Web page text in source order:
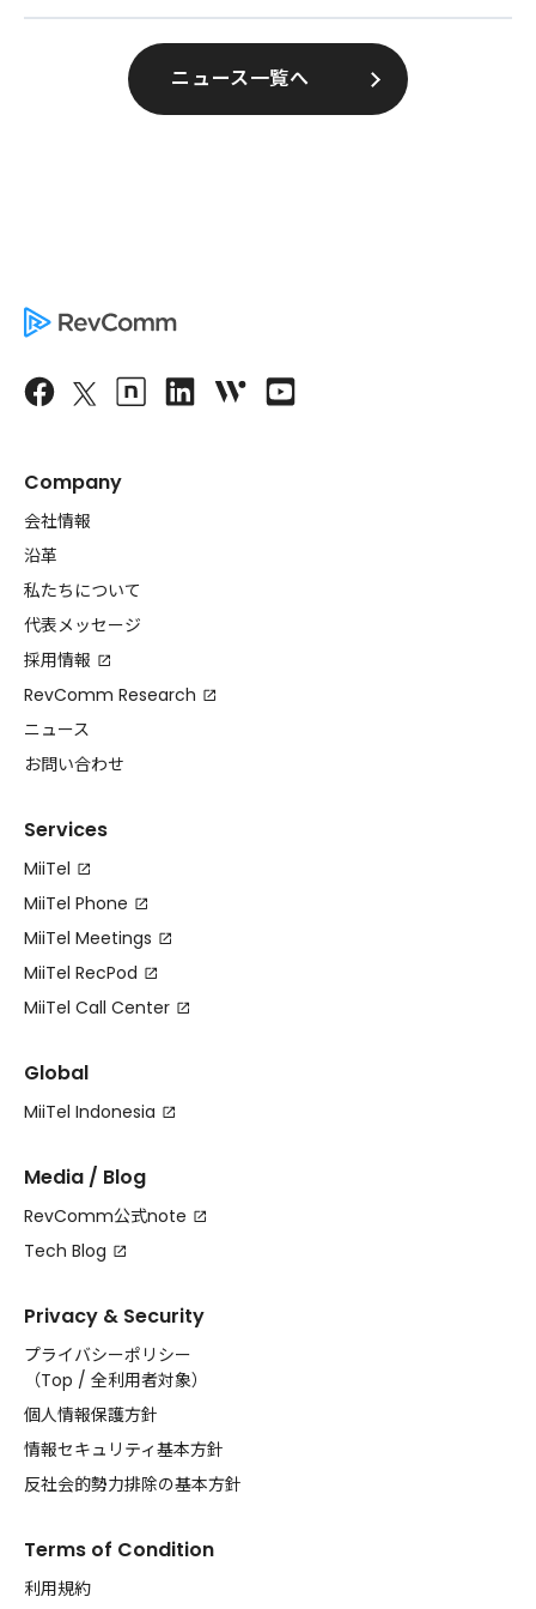
ニュース一覧へ
Company
会社情報
沿革
私たちについて
代表メッセージ
採用情報
RevComm Research
ニュース
お問い合わせ
Services
MiiTel
MiiTel Phone
MiiTel Meetings
MiiTel RecPod
MiiTel Call Center
Global
MiiTel Indonesia
Media / Blog
RevComm公式note
Tech Blog
Privacy & Security
プライバシーポリシー
（Top / 全利用者対象）
個人情報保護方針
情報セキュリティ基本方針
反社会的勢力排除の基本方針
Terms of Condition
利用規約